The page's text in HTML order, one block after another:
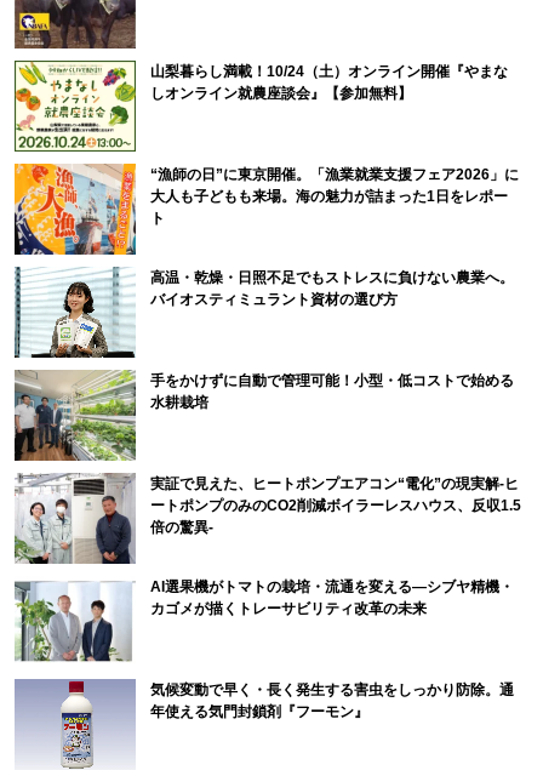
山梨暮らし満載！10/24（土）オンライン開催『やまな
しオンライン就農座談会』【参加無料】
“漁師の日”に東京開催。「漁業就業支援フェア2026」に
大人も子どもも来場。海の魅力が詰まった1日をレポー
ト
高温・乾燥・日照不足でもストレスに負けない農業へ。
バイオスティミュラント資材の選び方
手をかけずに自動で管理可能！小型・低コストで始める
水耕栽培
実証で見えた、ヒートポンプエアコン“電化”の現実解-ヒ
ートポンプのみのCO2削減ボイラーレスハウス、反収1.5
倍の驚異-
AI選果機がトマトの栽培・流通を変える―シブヤ精機・
カゴメが描くトレーサビリティ改革の未来
気候変動で早く・長く発生する害虫をしっかり防除。通
年使える気門封鎖剤『フーモン』